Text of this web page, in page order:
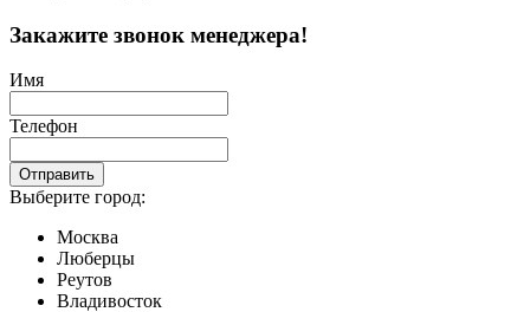
Закажите звонок менеджера!
Имя
Телефон
Отправить
Выберите город:
Москва
Люберцы
Реутов
Владивосток